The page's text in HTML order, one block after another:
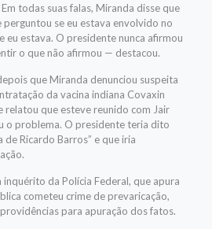
todas suas falas, Miranda disse que
se eu estava envolvido no
eu estava. O presidente nunca afirmou
o que não afirmou — destacou.
que Miranda denunciou suspeita
da vacina indiana Covaxin
relatou que esteve reunido com Jair
o problema. O presidente teria dito
de Ricardo Barros” e que iria
da Polícia Federal, que apura
cometeu crime de prevaricação,
para apuração dos fatos.